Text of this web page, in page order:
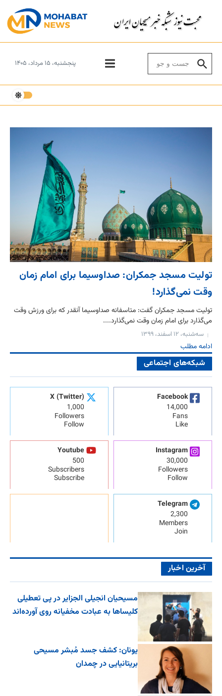
پنجشنبه، ۱۵ مرداد، ۱۴۰۵
تولیت مسجد جمکران: صداوسیما برای امام زمان
وقت نمی‌گذارد!
تولیت مسجد جمکران گفت: متاسفانه صداوسیما آنقدر که برای ورزش وقت
می‌گذارد برای امام زمان وقت نمی‌گذارد....
سه‌شنبه، ۱۲ اسفند، ۱۳۹۹
ادامه مطلب
شبکه‌های اجتماعی
Facebook
14,000
Fans
Like
X (Twitter)
1,000
Followers
Follow
Instagram
30,000
Followers
Follow
Youtube
500
Subscribers
Subscribe
Telegram
2,300
Members
Join
آخرین اخبار
مسیحیان انجیلی الجزایر در پی تعطیلی
کلیساها به عبادت مخفیانه روی آورده‌اند
یونان: کشف جسد مُبشر مسیحی
بریتانیایی در چمدان